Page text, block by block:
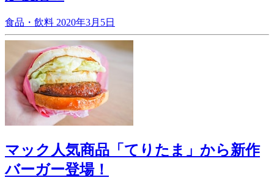
食品・飲料 2020年3月5日
マック人気商品「てりたま」から新作
バーガー登場！